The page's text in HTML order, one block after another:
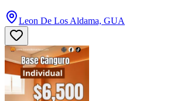
Leon De Los Aldama, GUA